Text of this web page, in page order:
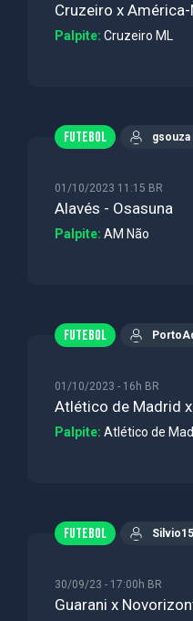
Cruzeiro x América-
Palpite: Cruzeiro ML
FUTEBOL gsouza
01/10/2023 11:15 BR
Alavés - Osasuna
Palpite: AM Não
FUTEBOL
01/10/2023 - 16h BR
Atlético de Madrid
Palpite: Atlético de
FUTEBOL
30/09/23 - 17:00h BR
Guarani x